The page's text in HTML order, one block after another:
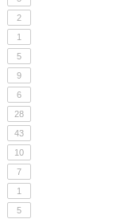
2
1
5
9
6
28
43
10
7
1
5